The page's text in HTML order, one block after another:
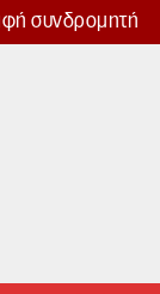
συνδρομητή